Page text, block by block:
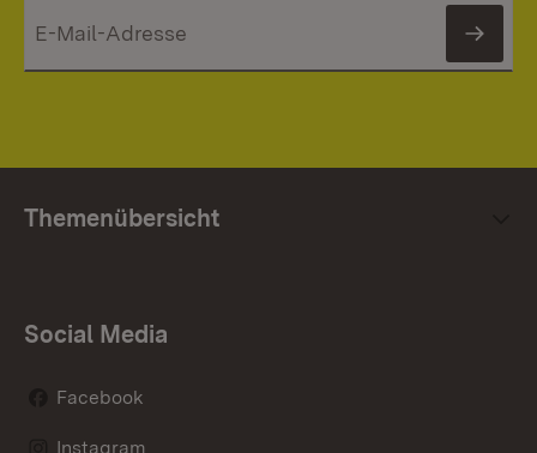
Themenübersicht
Social Media
Facebook
Instagram